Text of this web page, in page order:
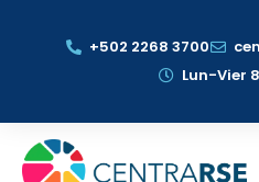
+502 2268 3700
Lun-Vier